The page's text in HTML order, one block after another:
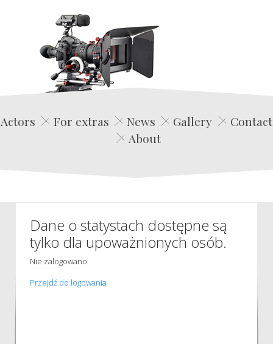
Edwin Film Agencja Aktorska
Actors For extras News Gallery
Contact
About
Dane o statystach dostępne są
tylko dla upoważnionych osób.
Nie zalogowano
Przejdź do logowania